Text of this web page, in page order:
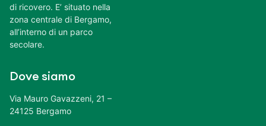
di ricovero. E’ situato nella
zona centrale di Bergamo,
all’interno di un parco
secolare.
Dove siamo
Via Mauro Gavazzeni, 21 –
24125 Bergamo